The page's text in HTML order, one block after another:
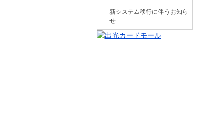
新システム移行に伴うお知ら
せ